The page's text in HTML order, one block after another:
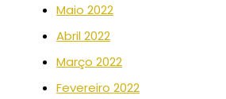
Maio 2022
Abril 2022
Março 2022
Fevereiro 2022